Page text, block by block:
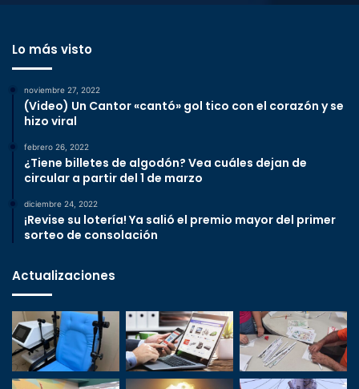
Lo más visto
noviembre 27, 2022
(Video) Un Cantor «cantó» gol tico con el corazón y se
hizo viral
febrero 26, 2022
¿Tiene billetes de algodón? Vea cuáles dejan de
circular a partir del 1 de marzo
diciembre 24, 2022
¡Revise su lotería! Ya salió el premio mayor del primer
sorteo de consolación
Actualizaciones